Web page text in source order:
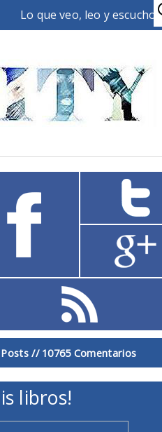
Lo que veo, leo y escucho
//10765 Comentarios
libros!